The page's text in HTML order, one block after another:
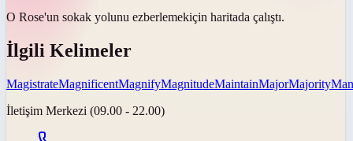
O Rose'un sokak yolunu ezberlemekiçin haritada çalıştı.
İlgili Kelimeler
MagistrateMagnificentMagnifyMagnitudeMaintainMajorMajority
İletişim Merkezi (09.00 - 22.00)